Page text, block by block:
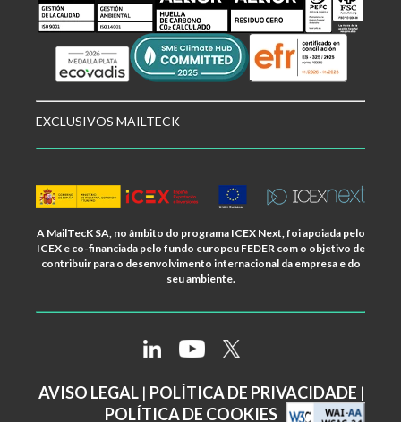
EXCLUSIVOS MAILTECK
A MailTecK SA, no âmbito do programa ICEX Next, foi apoiada pelo
ICEX e co-financiada pelo fundo europeu FEDER com o objetivo de
contribuir para o desenvolvimento internacional da empresa e do
seu ambiente.
AVISO LEGAL | POLÍTICA DE PRIVACIDADE |
POLÍTICA DE COOKIES